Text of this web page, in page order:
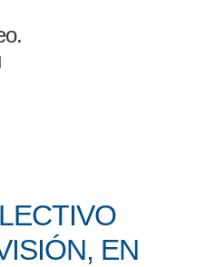
EN